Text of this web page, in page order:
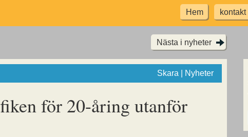
Hem kontakt
Nästa i nyheter
Skara | Nyheter
för 20-åring utanför